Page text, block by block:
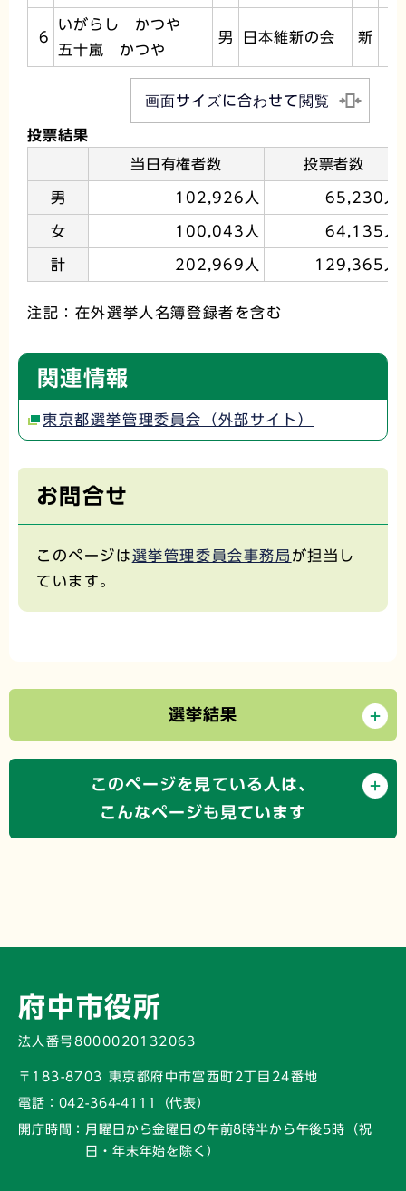
6
いがらし かつや
五十嵐 かつや
男 日本維新の会 新
画面サイズに合わせて閲覧
投票結果
当日有権者数
投票者数
男 102,926人 65,230人
女 100,043人 64,135人
計 202,969人 129,365人
注記：在外選挙人名簿登録者を含む
関連情報
東京都選挙管理委員会（外部サイト）
お問合せ
このページは選挙管理委員会事務局 が担当し
ています。
選挙結果
このページを見ている人は、
こんなページも見ています
府中市役所
法人番号8000020132063
〒183-8703 東京都府中市宮西町2丁目24番地
電話： 042-364-4111（代表）
開庁時間： 月曜日から金曜日の午前8時半から午後5時 （祝
日・年末年始を除く）